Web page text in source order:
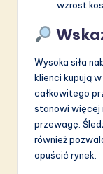
wzrost
Wysoka siła
klienci kupują
całkowitego
stanowi więcej
przewagę.
również
opuścić rynek.